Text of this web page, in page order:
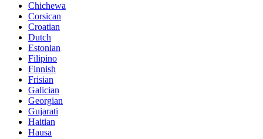
Chichewa
Corsican
Croatian
Dutch
Estonian
Filipino
Finnish
Frisian
Galician
Georgian
Gujarati
Haitian
Hausa